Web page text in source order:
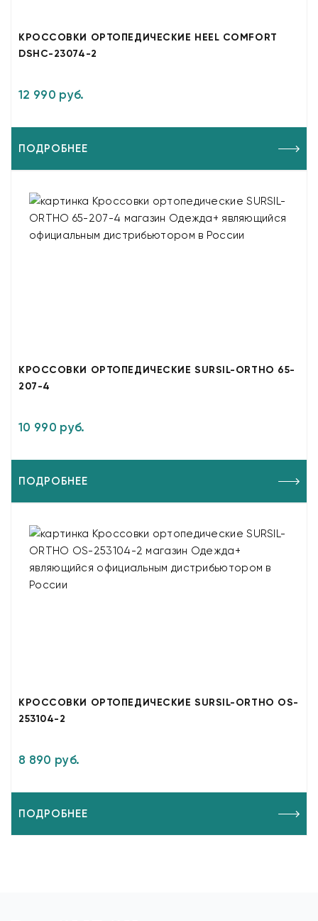
КРОССОВКИ ОРТОПЕДИЧЕСКИЕ HEEL COMFORT
DSHC-23074-2
12 990 руб.
ПОДРОБНЕЕ
КРОССОВКИ ОРТОПЕДИЧЕСКИЕ SURSIL-ORTHO 65-
207-4
10 990 руб.
ПОДРОБНЕЕ
КРОССОВКИ ОРТОПЕДИЧЕСКИЕ SURSIL-ORTHO OS-
253104-2
8 890 руб.
ПОДРОБНЕЕ